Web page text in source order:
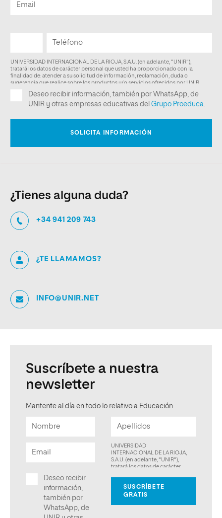
¿Tienes alguna duda?
+34 941 209 743
¿TE LLAMAMOS?
INFO@UNIR.NET
Suscríbete a nuestra
newsletter
Mantente al día en todo lo relativo a Educación